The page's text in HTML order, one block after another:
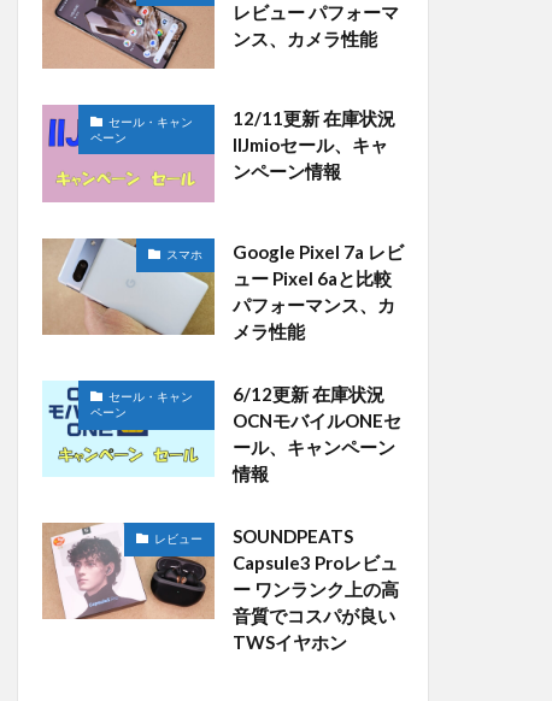
レビュー パフォーマ
ンス、カメラ性能
セール・キャン
ペーン
12/11更新 在庫状況
IIJmioセール、キャ
ンペーン情報
スマホ
Google Pixel 7a レビ
ュー Pixel 6aと比較
パフォーマンス、カ
メラ性能
セール・キャン
ペーン
6/12更新 在庫状況
OCNモバイルONEセ
ール、キャンペーン
情報
レビュー
SOUNDPEATS
Capsule3 Proレビュ
ー ワンランク上の高
音質でコスパが良い
TWSイヤホン